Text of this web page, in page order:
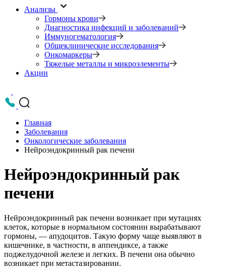
Анализы
Гормоны крови
Диагностика инфекций и заболеваний
Иммуногематология
Общеклинические исследования
Онкомаркеры
Тяжелые металлы и микроэлементы
Акции
Главная
Заболевания
Онкологические заболевания
Нейроэндокринный рак печени
Нейроэндокринный рак
печени
Нейроэндокринный рак печени возникает при мутациях
клеток, которые в нормальном состоянии вырабатывают
гормоны, — апудоцитов. Такую форму чаще выявляют в
кишечнике, в частности, в аппендиксе, а также
поджелудочной железе и легких. В печени она обычно
возникает при метастазировании.